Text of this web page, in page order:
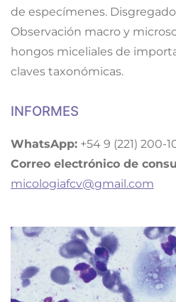
de especímenes.
Observación macro y
hongos miceliales de
claves taxonómicas.
INFORMES
WhatsApp: +54 9 (221) 200-
Correo electrónico de
micologiafcv@gmail.com